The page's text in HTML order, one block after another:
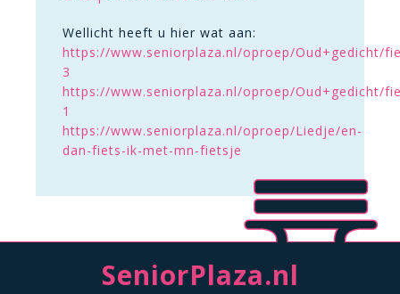
Wellicht heeft u hier wat aan:
https://www.seniorplaza.nl/oproep/Oud+gedicht/
3
https://www.seniorplaza.nl/oproep/Oud+gedicht/
1
https://www.seniorplaza.nl/oproep/Liedje/en-
dan-fiets-ik-met-mn-fietsje
SeniorPlaza.nl